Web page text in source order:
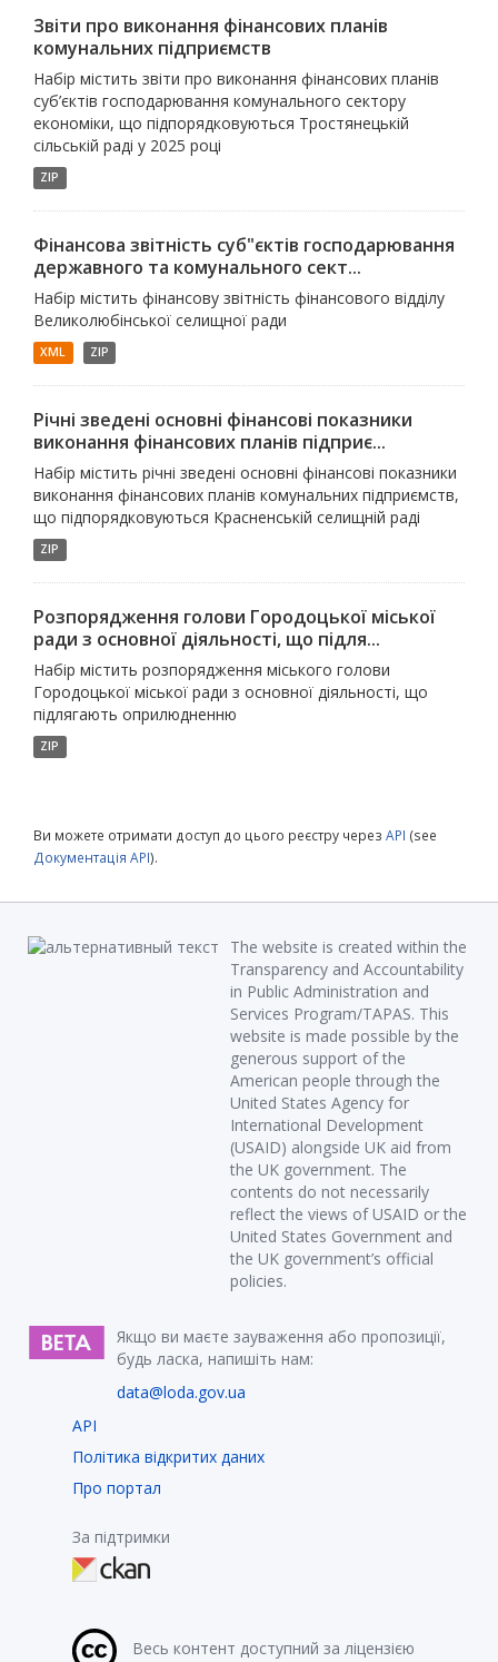
Звіти про виконання фінансових планів
комунальних підприємств
Набір містить звіти про виконання фінансових планів
суб’єктів господарювання комунального сектору
економіки, що підпорядковуються Тростянецькій
сільській раді у 2025 році
ZIP
Фінансова звітність суб"єктів господарювання
державного та комунального сект...
Набір містить фінансову звітність фінансового відділу
Великолюбінської селищної ради
XML ZIP
Річні зведені основні фінансові показники
виконання фінансових планів підприє...
Набір містить річні зведені основні фінансові показники
виконання фінансових планів комунальних підприємств,
що підпорядковуються Красненській селищній раді
ZIP
Розпорядження голови Городоцької міської
ради з основної діяльності, що підля...
Набір містить розпорядження міського голови
Городоцької міської ради з основної діяльності, що
підлягають оприлюдненню
ZIP
Ви можете отримати доступ до цього реєстру через API (see
Документація API).
The website is created within the
Transparency and Accountability
in Public Administration and
Services Program/TAPAS. This
website is made possible by the
generous support of the
American people through the
United States Agency for
International Development
(USAID) alongside UK aid from
the UK government. The
contents do not necessarily
reflect the views of USAID or the
United States Government and
the UK government’s official
policies.
Якщо ви маєте зауваження або пропозиції,
будь ласка, напишіть нам:
data@loda.gov.ua
API
Політика відкритих даних
Про портал
За підтримки
Весь контент доступний за ліцензією